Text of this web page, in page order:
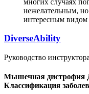
нежелательным,
интересным видом
DiverseAbility
Руководство
Мышечная дистрофия
Классификация